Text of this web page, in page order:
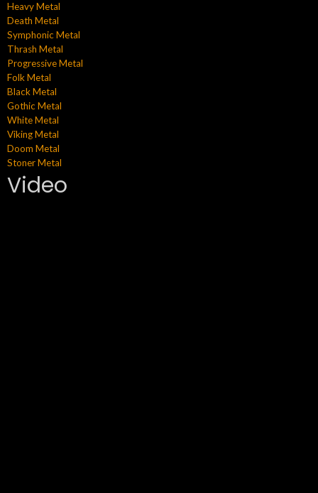
Heavy Metal
Death Metal
Symphonic Metal
Thrash Metal
Progressive Metal
Folk Metal
Black Metal
Gothic Metal
White Metal
Viking Metal
Doom Metal
Stoner Metal
Video